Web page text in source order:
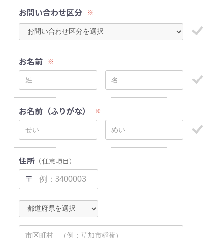
お問い合わせ区分 ※
お名前 ※
お名前（ふりがな） ※
住所 （任意項目）
〒